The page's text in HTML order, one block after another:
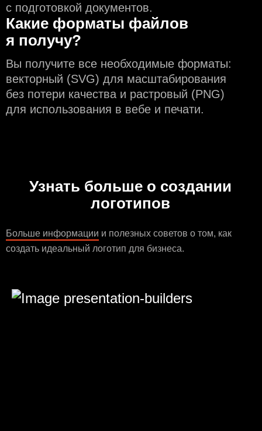
с подготовкой документов.
Какие форматы файлов
я получу?
Вы получите все необходимые форматы:
векторный (SVG) для масштабирования
без потери качества и растровый (PNG)
для использования в вебе и печати.
Узнать больше о создании
логотипов
Больше информации и полезных советов о том, как
создать идеальный логотип для бизнеса.